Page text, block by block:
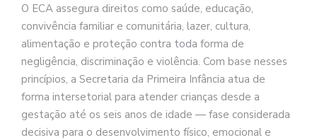
O ECA assegura direitos como saúde, educação,
convivência familiar e comunitária, lazer, cultura,
alimentação e proteção contra toda forma de
negligência, discriminação e violência. Com base nesses
princípios, a Secretaria da Primeira Infância atua de
forma intersetorial para atender crianças desde a
gestação até os seis anos de idade — fase considerada
decisiva para o desenvolvimento físico, emocional e